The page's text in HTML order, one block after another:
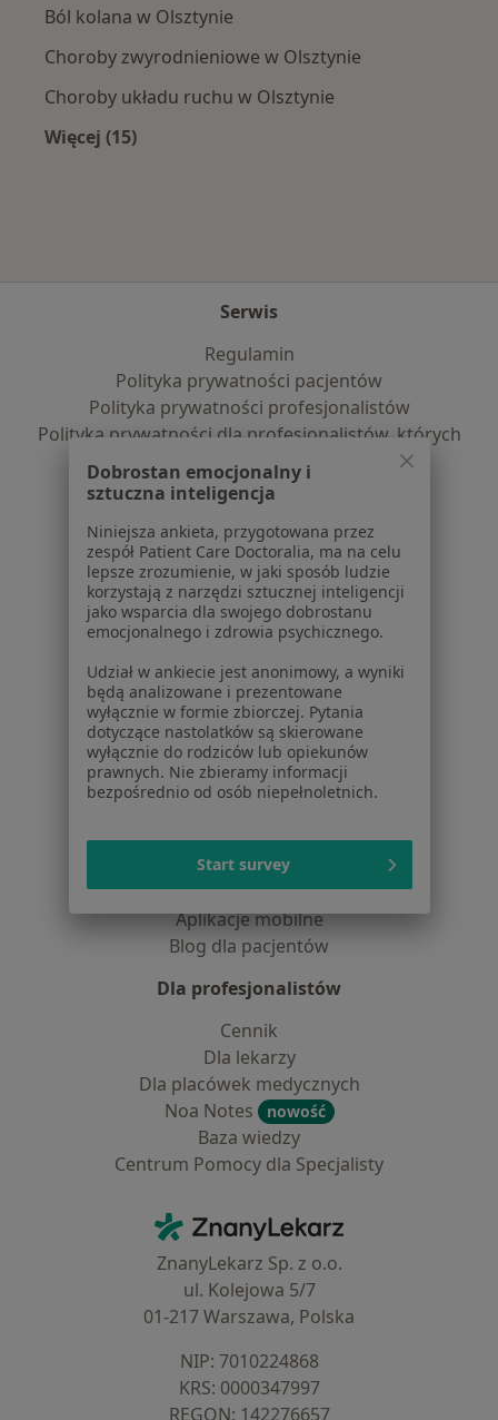
Ból kolana w Olsztynie
Choroby zwyrodnieniowe w Olsztynie
Choroby układu ruchu w Olsztynie
Więcej (15)
Serwis
Regulamin
Polityka prywatności pacjentów
Polityka prywatności profesjonalistów
Polityka prywatności dla profesjonalistów, których
dane pozyskaliśmy samodzielnie
Polityka cookies
Dostępność
O nas
Praca Rekrutujemy!
Partnerzy
Centrum prasowe
Kontakt
Dla pacjentów
Lekarze
Placówki medyczne
Usługi i zabiegi
Choroby
Pomoc
Aplikacje mobilne
Blog dla pacjentów
Dla profesjonalistów
Cennik
Dla lekarzy
Dla placówek medycznych
Noa Notes
nowość
Baza wiedzy
Centrum Pomocy dla Specjalisty
ZnanyLekarz - Strona główna
ZnanyLekarz Sp. z o.o.
ul. Kolejowa 5/7
01-217 Warszawa, Polska
NIP: ⁠7010224868
KRS: ⁠0000347997
REGON: ⁠142276657
Dobrostan emocjonalny i
sztuczna inteligencja
Niniejsza ankieta, przygotowana przez
zespół Patient Care Doctoralia, ma na celu
lepsze zrozumienie, w jaki sposób ludzie
korzystają z narzędzi sztucznej inteligencji
jako wsparcia dla swojego dobrostanu
emocjonalnego i zdrowia psychicznego.
Udział w ankiecie jest anonimowy, a wyniki
będą analizowane i prezentowane
wyłącznie w formie zbiorczej. Pytania
dotyczące nastolatków są skierowane
wyłącznie do rodziców lub opiekunów
prawnych. Nie zbieramy informacji
bezpośrednio od osób niepełnoletnich.
Start survey